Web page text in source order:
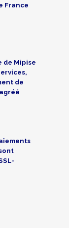
France
de Mipise
de